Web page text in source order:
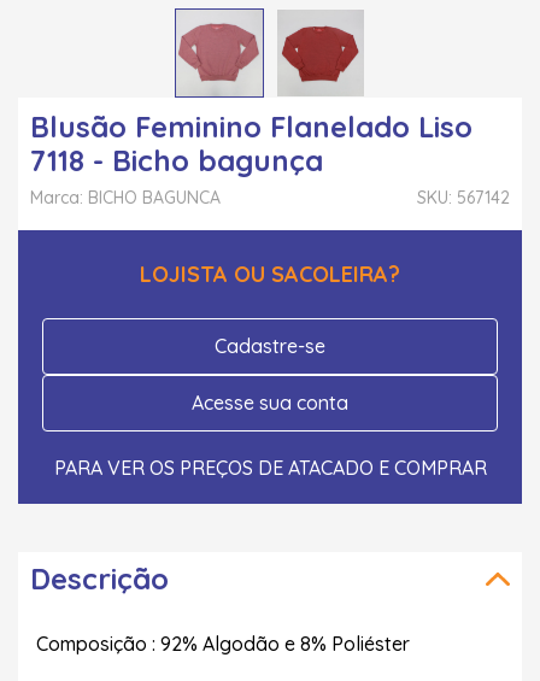
Blusão Feminino Flanelado Liso
7118 - Bicho bagunça
SKU: 567142
Marca: BICHO BAGUNCA
LOJISTA OU SACOLEIRA?
Cadastre-se
Acesse sua conta
PARA VER OS PREÇOS DE ATACADO E COMPRAR
Descrição
Composição : 92% Algodão e 8% Poliéster